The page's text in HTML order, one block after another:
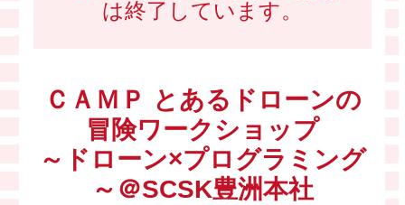
は終了しています。
ＣＡＭＰ とあるドローンの
冒険ワークショップ
～ドローン×プログラミング
～＠SCSK豊洲本社